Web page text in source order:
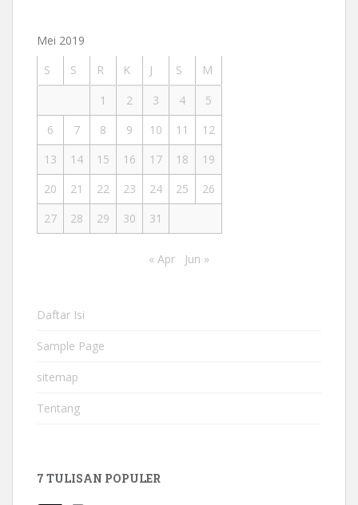
Mei 2019
S
S R K J S
M
1
2 3 4
5
6
7 8 9 10 11
12
13
14 15 16 17 18
19
20
21 22 23 24 25
26
27
28 29 30 31
« Apr Jun »
Daftar Isi
Sample Page
sitemap
Tentang
7 TULISAN POPULER